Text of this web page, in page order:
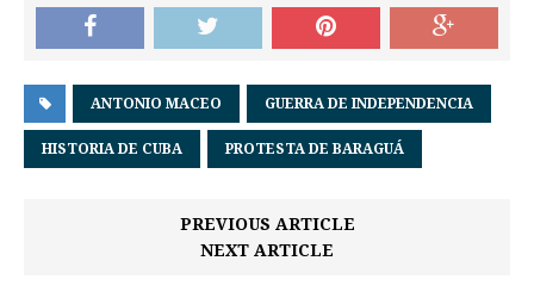
ANTONIO MACEO GUERRA DE INDEPENDENCIA
HISTORIA DE CUBA PROTESTA DE BARAGUÁ
PREVIOUS ARTICLE
NEXT ARTICLE